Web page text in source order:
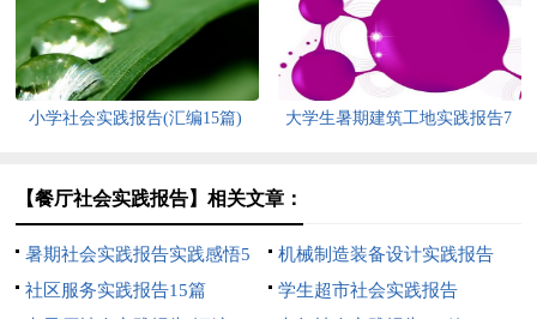
小学社会实践报告(汇编15篇)
大学生暑期建筑工地实践报告7
【餐厅社会实践报告】相关文章：
暑期社会实践报告实践感悟5
篇
机械制造装备设计实践报告
社区服务实践报告15篇
学生超市社会实践报告